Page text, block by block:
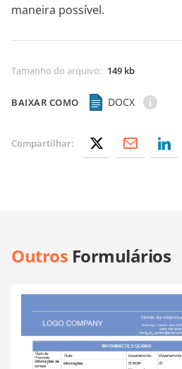
maneira possível.
Tamanho do arquivo: 149 kb
BAIXAR COMO DOCX
Compartilhar:
Outros Formulários